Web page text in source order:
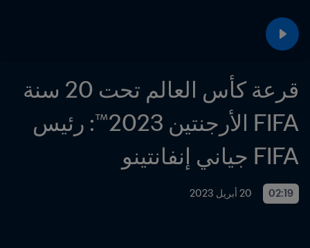
FIFA جياني إنفانتينو
02:19 20 أبريل 2023